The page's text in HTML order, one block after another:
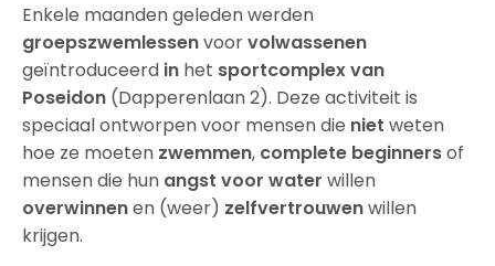
Enkele maanden geleden werden
groepszwemlessenvoorvolwassenen
geïntroduceerd in het sportcomplex van
Poseidon (Dapperenlaan 2). Deze activiteit is
speciaal ontworpen voor mensen die niet weten
hoe ze moeten zwemmen, complete beginnersof
mensen die hun angst voor water willen
overwinnenen (weer) zelfvertrouwenwillen
krijgen.